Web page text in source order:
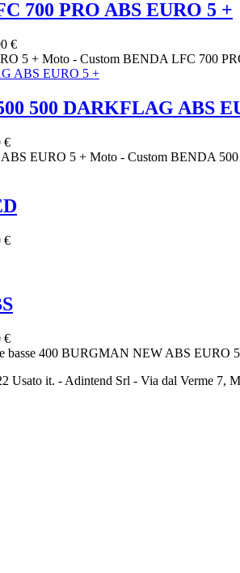
700 PRO ABS EURO 5 +
€
5 + Moto - Custom BENDA LFC 700
500 DARKFLAG ABS
€
EURO 5 + Moto - Custom BENDA
€
€
400 BURGMAN NEW ABS EURO
Usato it. - Adintend Srl - Via dal Verme 7,